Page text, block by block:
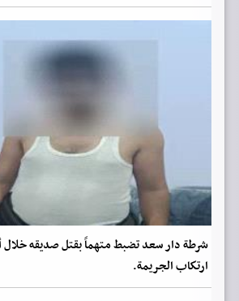
شرطة دار سعد تضبط متهماً بقتل صديقه
ارتكاب الجريمة.